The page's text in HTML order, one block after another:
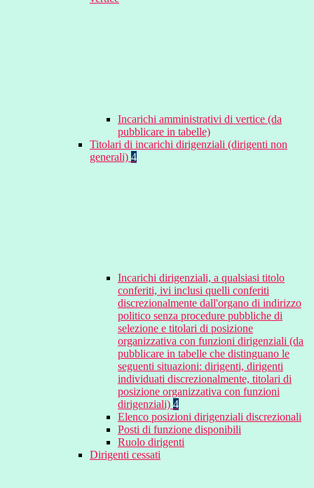
Incarichi amministrativi di vertice (da
pubblicare in tabelle)
Titolari di incarichi dirigenziali (dirigenti non
generali) 4
Incarichi dirigenziali, a qualsiasi titolo
conferiti, ivi inclusi quelli conferiti
discrezionalmente dall'organo di indirizzo
politico senza procedure pubbliche di
selezione e titolari di posizione
organizzativa con funzioni dirigenziali (da
pubblicare in tabelle che distinguano le
seguenti situazioni: dirigenti, dirigenti
individuati discrezionalmente, titolari di
posizione organizzativa con funzioni
dirigenziali) 4
Elenco posizioni dirigenziali discrezionali
Posti di funzione disponibili
Ruolo dirigenti
Dirigenti cessati